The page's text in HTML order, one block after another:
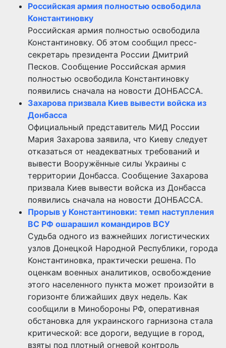
Российская армия полностью освободила
Константиновку
Российская армия полностью освободила
Константиновку. Об этом сообщил пресс-
секретарь президента России Дмитрий
Песков. Сообщение Российская армия
полностью освободила Константиновку
появились сначала на новости ДОНБАССА.
Захарова призвала Киев вывести войска из
Донбасса
Официальный представитель МИД России
Мария Захарова заявила, что Киеву следует
отказаться от неадекватных требований и
вывести Вооружённые силы Украины с
территории Донбасса. Сообщение Захарова
призвала Киев вывести войска из Донбасса
появились сначала на новости ДОНБАССА.
Прорыв у Константиновки: темп наступления
ВС РФ ошарашил командиров ВСУ
Судьба одного из важнейших логистических
узлов Донецкой Народной Республики, города
Константиновка, практически решена. По
оценкам военных аналитиков, освобождение
этого населенного пункта может произойти в
горизонте ближайших двух недель. Как
сообщили в Минобороны РФ, оперативная
обстановка для украинского гарнизона стала
критической: все дороги, ведущие в город,
взяты под плотный огневой контроль